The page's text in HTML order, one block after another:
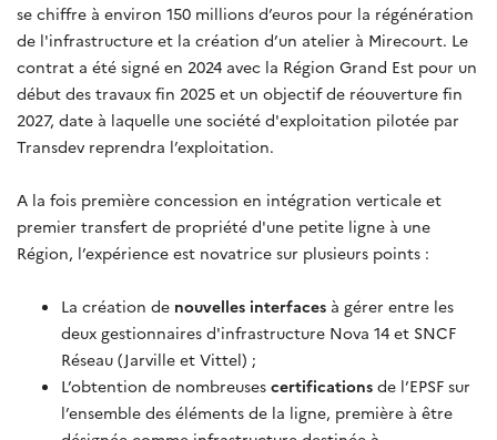
se chiffre à environ 150 millions d’euros pour la régénération
de l'infrastructure et la création d’un atelier à Mirecourt. Le
contrat a été signé en 2024 avec la Région Grand Est pour un
début des travaux fin 2025 et un objectif de réouverture fin
2027, date à laquelle une société d'exploitation pilotée par
Transdev reprendra l’exploitation.
A la fois première concession en intégration verticale et
premier transfert de propriété d'une petite ligne à une
Région, l’expérience est novatrice sur plusieurs points :
La création de nouvelles interfaces à gérer entre les
deux gestionnaires d'infrastructure Nova 14 et SNCF
Réseau (Jarville et Vittel) ;
L’obtention de nombreuses certifications de l’EPSF sur
l’ensemble des éléments de la ligne, première à être